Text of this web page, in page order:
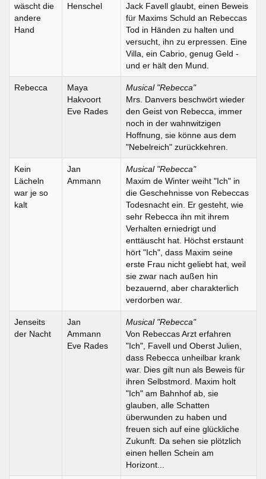
wäscht die
andere
Hand
Henschel
Jack Favell glaubt, einen Beweis
für Maxims Schuld an Rebeccas
Tod in Händen zu halten und
versucht, ihn zu erpressen. Eine
Villa, ein Cabrio, genug Geld -
und er hält den Mund.
Rebecca
Maya
Hakvoort
Eve Rades
Musical "Rebecca"
Mrs. Danvers beschwört wieder
den Geist von Rebecca, immer
noch in der wahnwitzigen
Hoffnung, sie könne aus dem
"Nebelreich" zurückkehren.
Kein
Lächeln
war je so
kalt
Jan
Ammann
Musical "Rebecca"
Maxim de Winter weiht "Ich" in
die Geschehnisse von Rebeccas
Todesnacht ein. Er gesteht, wie
sehr Rebecca ihn mit ihrem
Verhalten erniedrigt und
enttäuscht hat. Höchst erstaunt
hört "Ich", dass Maxim seine
erste Frau nicht geliebt hat, weil
sie zwar nach außen hin
bezauernd, aber charakterlich
verdorben war.
Jenseits
der Nacht
Jan
Ammann
Eve Rades
Musical "Rebecca"
Von Rebeccas Arzt erfahren
"Ich", Favell und Oberst Julien,
dass Rebecca unheilbar krank
war. Dies gilt nun als Beweis für
ihren Selbstmord. Maxim holt
"Ich" am Bahnhof ab, sie
glauben, alle Schatten
überwunden zu haben und
freuen sich auf eine glückliche
Zukunft. Da sehen sie plötzlich
einen hellen Schein am
Horizont...